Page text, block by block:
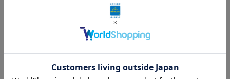
チェーンで描いた模様のひこうき雲はどんな形？